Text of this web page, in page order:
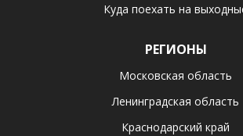
Куда поехать на
РЕГИОНЫ
Московская область
Ленинградская область
Краснодарский край